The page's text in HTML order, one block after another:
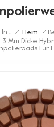
: / Heim /
3 Mm Dicke
Für